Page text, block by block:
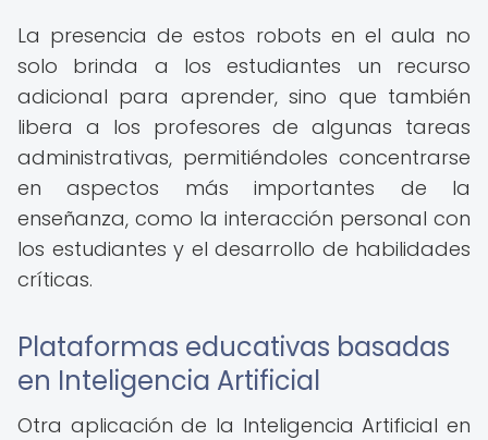
La presencia de estos robots en el aula no
solo brinda a los estudiantes un recurso
adicional para aprender, sino que también
libera a los profesores de algunas tareas
administrativas, permitiéndoles concentrarse
en aspectos más importantes de la
enseñanza, como la interacción personal con
los estudiantes y el desarrollo de habilidades
críticas.
Plataformas educativas basadas
en Inteligencia Artificial
Otra aplicación de la Inteligencia Artificial en